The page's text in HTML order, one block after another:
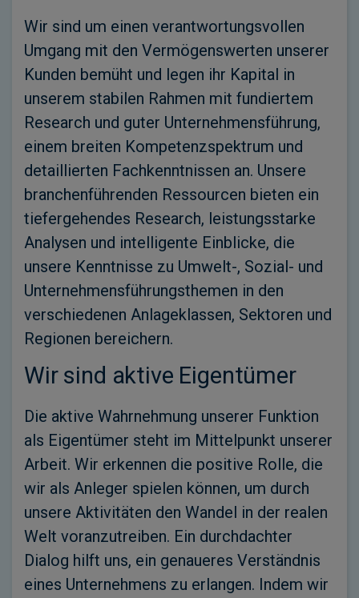
Wir sind um einen verantwortungsvollen
Umgang mit den Vermögenswerten unserer
Kunden bemüht und legen ihr Kapital in
unserem stabilen Rahmen mit fundiertem
Research und guter Unternehmensführung,
einem breiten Kompetenzspektrum und
detaillierten Fachkenntnissen an. Unsere
branchenführenden Ressourcen bieten ein
tiefergehendes Research, leistungsstarke
Analysen und intelligente Einblicke, die
unsere Kenntnisse zu Umwelt-, Sozial- und
Unternehmensführungsthemen in den
verschiedenen Anlageklassen, Sektoren und
Regionen bereichern.
Wir sind aktive Eigentümer
Die aktive Wahrnehmung unserer Funktion
als Eigentümer steht im Mittelpunkt unserer
Arbeit. Wir erkennen die positive Rolle, die
wir als Anleger spielen können, um durch
unsere Aktivitäten den Wandel in der realen
Welt voranzutreiben. Ein durchdachter
Dialog hilft uns, ein genaueres Verständnis
eines Unternehmens zu erlangen. Indem wir